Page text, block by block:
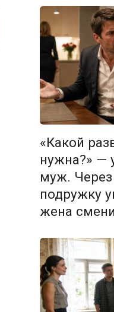
«Какой
нужна?» —
муж.
подружку
жена